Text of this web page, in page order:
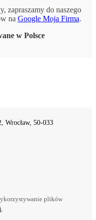
zapraszamy do naszego
na Google Moja Firma.
w Polsce
Wrocław, 50-033
plików
.